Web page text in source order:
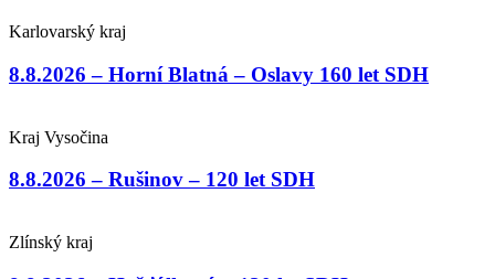
Karlovarský kraj
8.8.2026 – Horní Blatná – Oslavy 160 let SDH
Kraj Vysočina
8.8.2026 – Rušinov – 120 let SDH
Zlínský kraj